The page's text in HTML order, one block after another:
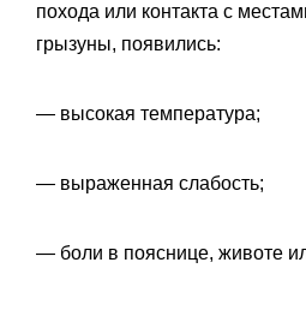
похода или контакта с
грызуны, появились:
— высокая температура;
— выраженная слабость;
— боли в пояснице, животе